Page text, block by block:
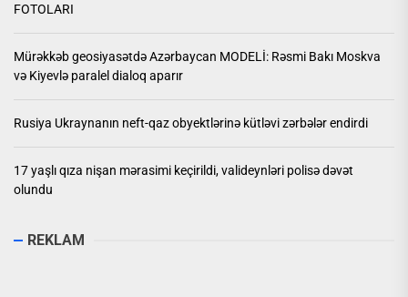
FOTOLARI
Mürəkkəb geosiyasətdə Azərbaycan MODELİ: Rəsmi Bakı Moskva
və Kiyevlə paralel dialoq aparır
Rusiya Ukraynanın neft-qaz obyektlərinə kütləvi zərbələr endirdi
17 yaşlı qıza nişan mərasimi keçirildi, valideynləri polisə dəvət
olundu
REKLAM